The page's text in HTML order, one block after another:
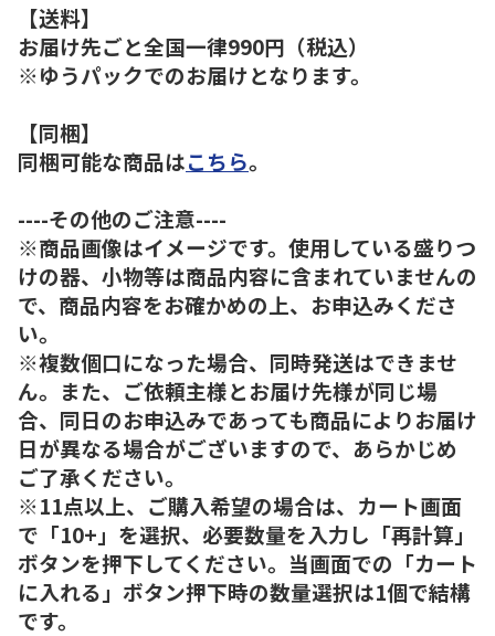
【送料】
お届け先ごと全国一律990円（税込）
※ゆうパックでのお届けとなります。
【同梱】
同梱可能な商品はこちら。
----その他のご注意----
※商品画像はイメージです。使用している盛りつ
けの器、小物等は商品内容に含まれていませんの
で、商品内容をお確かめの上、お申込みくださ
い。
※複数個口になった場合、同時発送はできませ
ん。また、ご依頼主様とお届け先様が同じ場
合、同日のお申込みであっても商品によりお届け
日が異なる場合がございますので、あらかじめ
ご了承ください。
※11点以上、ご購入希望の場合は、カート画面
で「10+」を選択、必要数量を入力し「再計算」
ボタンを押下してください。当画面での「カート
に入れる」ボタン押下時の数量選択は1個で結構
です。